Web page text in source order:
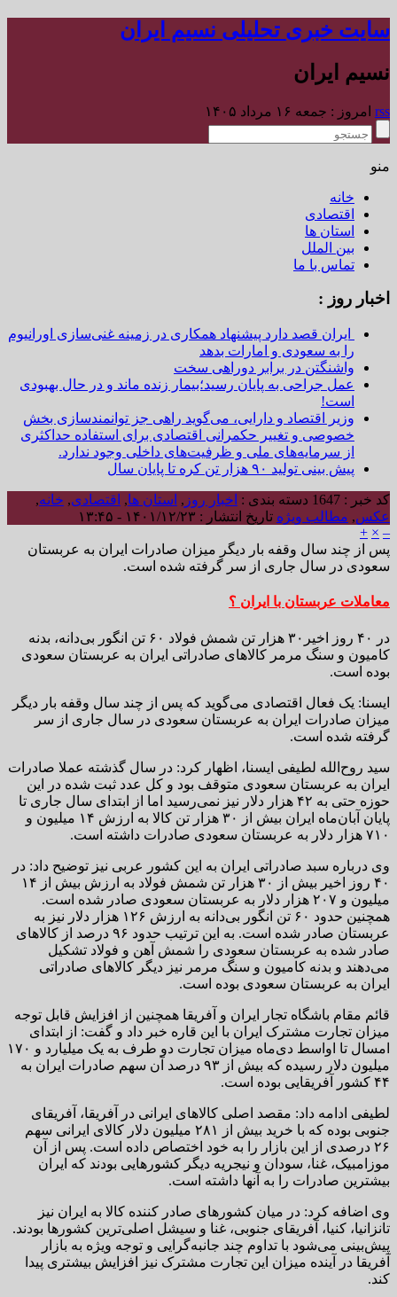
سایت خبری تحلیلی نسیم ایران
نسیم ایران
rss امروز : جمعه ۱۶ مرداد ۱۴۰۵
منو
خانه
اقتصادی
استان ها
بین الملل
تماس با ما
اخبار روز :
ایران قصد دارد پیشنهاد همکاری در زمینه غنی‌سازی اورانیوم
را به سعودی و امارات بدهد
واشنگتن در برابر دوراهی سخت
عمل جراحی به پایان رسید؛بیمار زنده ماند و در حال بهبودی
است!
وزیر اقتصاد و دارایی، می‌گوید راهی جز توانمندسازی بخش
خصوصی و تغییر حکمرانی اقتصادی برای استفاده حداکثری
از سرمایه‌های ملی و ظرفیت‌های داخلی وجود ندارد.
پیش بینی تولید ۹۰ هزار تن کره تا پایان سال
کد خبر : 1647 دسته بندی : اخبار روز , استان ها, اقتصادی, خانه,
عکس, مطالب ویژه تاریخ انتشار : ۱۴۰۱/۱۲/۲۳ - ۱۳:۴۵
–
×
+
پس از چند سال وقفه بار دیگر میزان صادرات ایران به عربستان
سعودی در سال جاری از سر گرفته شده است.
معاملات عربستان با ایران ؟
در ۴۰ روز اخیر۳۰ هزار تن شمش فولاد ۶۰ تن انگور بی‌دانه، بدنه
کامیون و سنگ مرمر کالاهای صادراتی ایران به عربستان سعودی
بوده است.
ایسنا: یک فعال اقتصادی می‌گوید که پس از چند سال وقفه بار دیگر
میزان صادرات ایران به عربستان سعودی در سال جاری از سر
گرفته شده است.
سید روح‌الله لطیفی ایسنا، اظهار کرد: در سال گذشته عملا صادرات
ایران به عربستان سعودی متوقف بود و کل عدد ثبت شده در این
حوزه حتی به ۴۲ هزار دلار نیز نمی‌رسید اما از ابتدای سال جاری تا
پایان آبان‌ماه ایران بیش از ۳۰ هزار تن کالا به ارزش ۱۴ میلیون و
۷۱۰ هزار دلار به عربستان سعودی صادرات داشته است.
وی درباره سبد صادراتی ایران به این کشور عربی نیز توضیح داد: در
۴۰ روز اخیر بیش از ۳۰ هزار تن شمش فولاد به ارزش بیش از ۱۴
میلیون و ۲۰۷ هزار دلار به عربستان سعودی صادر شده است.
همچنین حدود ۶۰ تن انگور بی‌دانه به ارزش ۱۲۶ هزار دلار نیز به
عربستان صادر شده است. به این ترتیب حدود ۹۶ درصد از کالاهای
صادر شده به عربستان سعودی را شمش آهن و فولاد تشکیل
می‌دهند و بدنه کامیون و سنگ مرمر نیز دیگر کالاهای صادراتی
ایران به عربستان سعودی بوده است.
قائم مقام باشگاه تجار ایران و آفریقا همچنین از افزایش قابل توجه
میزان تجارت مشترک ایران با این قاره خبر داد و گفت: از ابتدای
امسال تا اواسط دی‌ماه میزان تجارت دو طرف به یک میلیارد و ۱۷۰
میلیون دلار رسیده که بیش از ۹۳ درصد آن سهم صادرات ایران به
۴۴ کشور آفریقایی بوده است.
لطیفی ادامه داد: مقصد اصلی کالاهای ایرانی در آفریقا، آفریقای
جنوبی بوده که با خرید بیش از ۲۸۱ میلیون دلار کالای ایرانی سهم
۲۶ درصدی از این بازار را به خود اختصاص داده است. پس از آن
موزامبیک، غنا، سودان و نیجریه دیگر کشورهایی بودند که ایران
بیشترین صادرات را به آنها داشته است.
وی اضافه کرد: در میان کشورهای صادر کننده کالا به ایران نیز
تانزانیا، کنیا، آفریقای جنوبی، غنا و سیشل اصلی‌ترین کشورها بودند.
پیش‌بینی می‌شود با تداوم چند جانبه‌گرایی و توجه ویژه به بازار
آفریقا در آینده میزان این تجارت مشترک نیز افزایش بیشتری پیدا
کند.